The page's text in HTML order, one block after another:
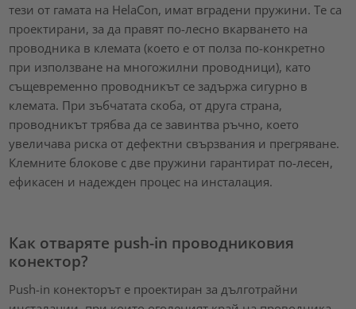
тези от гамата на HelaCon, имат вградени пружини. Те са
проектирани, за да правят по-лесно вкарването на
проводника в клемата (което е от полза по-конкретно
при използване на многожилни проводници), като
същевременно проводникът се задържа сигурно в
клемата. При зъбчатата скоба, от друга страна,
проводникът трябва да се завинтва ръчно, което
увеличава риска от дефектни свързвания и прегряване.
Клемните блокове с две пружини гарантират по-лесен,
ефикасен и надежден процес на инсталация.
Как отваряте push-in проводниковия
конектор?
Push-in конекторът е проектиран за дълготрайни